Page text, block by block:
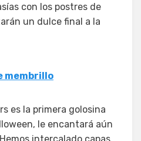
con los postres de
un dulce final a la
membrillo
es la primera golosina
le encantará aún